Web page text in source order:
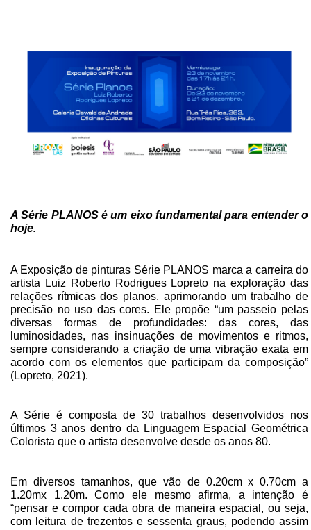
A Série PLANOS é um eixo fundamental para entender o
hoje.
A Exposição de pinturas Série PLANOS marca a carreira do
artista Luiz Roberto Rodrigues Lopreto na exploração das
relações rítmicas dos planos, aprimorando umtrabalho de
precisão no uso das cores. Ele propõe “um passeio pelas
diversas formas de profundidades: das cores, das
luminosidades, nas insinuações de movimentos e ritmos,
sempre considerando a criação de uma vibração exata em
acordo com os elementos que participam da composição”
(Lopreto, 2021).
A Série é composta de 30 trabalhos desenvolvidos nos
últimos 3 anos dentro da
Linguagem Espacial Geométrica
Colorista que o artista desenvolve desde os anos 80.
Em diversos tamanhos, que vão de 0.20cm x 0.70cm a
1.20mx 1.20m. Como ele mesmo afirma, a intenção é
“pensar e compor cada obra de maneira espacial, ou seja,
com leitura de trezentos e sessenta graus, podendo assim